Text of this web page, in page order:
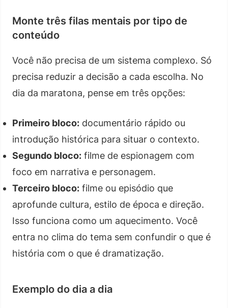
Monte três filas mentais por tipo de
conteúdo
Você não precisa de um sistema complexo. Só
precisa reduzir a decisão a cada escolha. No
dia da maratona, pense em três opções:
Primeiro bloco: documentário rápido ou
introdução histórica para situar o contexto.
Segundo bloco: filme de espionagem com
foco em narrativa e personagem.
Terceiro bloco: filme ou episódio que
aprofunde cultura, estilo de época e direção.
Isso funciona como um aquecimento. Você
entra no clima do tema sem confundir o que é
história com o que é dramatização.
Exemplo do dia a dia